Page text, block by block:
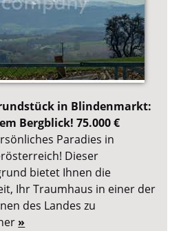
in Blindenmarkt:
Bergblick! 75.000 €
Paradies in
Dieser
bietet Ihnen die
Ihr Traumhaus in einer der
des Landes zu
»